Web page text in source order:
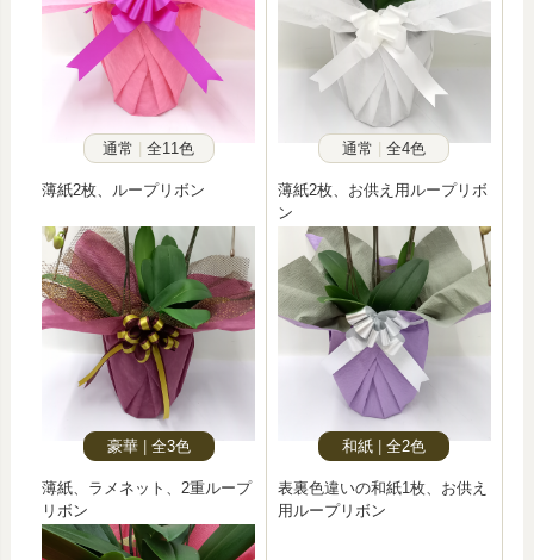
通常 全11色
薄紙2枚、ループリボン
豪華 全3色
薄紙、ラメネット、2重ループ
リボン
通常 全4色
薄紙2枚、お供え用ループリボ
ン
和紙 全2色
表裏色違いの和紙1枚、お供え
用ループリボン